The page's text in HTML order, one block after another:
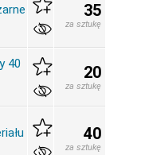
35
za sztukę
40
20
za sztukę
40
za sztukę